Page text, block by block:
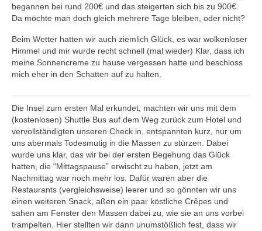
begannen bei rund 200€ und das steigerten sich bis zu 900€.
Da möchte man doch gleich mehrere Tage bleiben, oder nicht?
Beim Wetter hatten wir auch ziemlich Glück, es war wolkenloser
Himmel und mir wurde recht schnell (mal wieder) Klar, dass ich
meine Sonnencreme zu hause vergessen hatte und beschloss
mich eher in den Schatten auf zu halten.
Die Insel zum ersten Mal erkundet, machten wir uns mit dem
(kostenlosen) Shuttle Bus auf dem Weg zurück zum Hotel und
vervollständigten unseren Check in, entspannten kurz, nur um
uns abermals Todesmutig in die Massen zu stürzen. Dabei
wurde uns klar, das wir bei der ersten Begehung das Glück
hatten, die “Mittagspause” erwischt zu haben, jetzt am
Nachmittag war noch mehr los. Dafür waren aber die
Restaurants (vergleichsweise) leerer und so gönnten wir uns
einen weiteren Snack, aßen ein paar köstliche Crêpes und
sahen am Fenster den Massen dabei zu, wie sie an uns vorbei
trampelten. Hier stellten wir dann unumstößlich fest, dass wir